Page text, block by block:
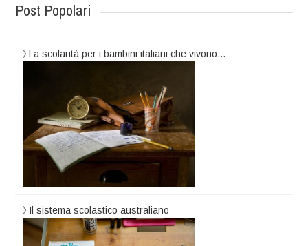
Post Popolari
La scolarità per i bambini italiani che vivono…
Il sistema scolastico australiano